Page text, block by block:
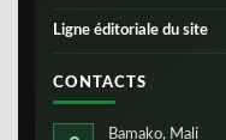
Ligne éditoriale du site
CONTACTS
Bamako, Mali